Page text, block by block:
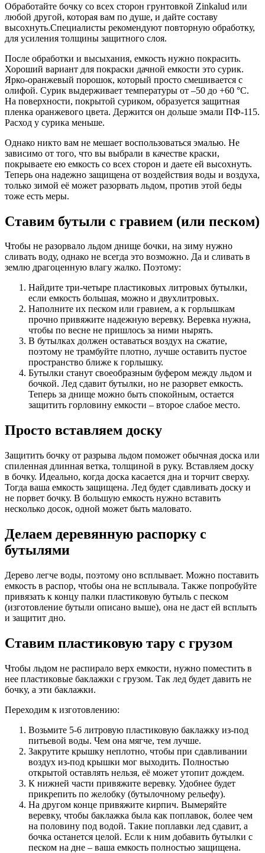
Обработайте бочку со всех сторон грунтовкой Zinkalud или
любой другой, которая вам по душе, и дайте составу
высохнуть.Специалисты рекомендуют повторную обработку,
для усиления толщины защитного слоя.
После обработки и высыхания, емкость нужно покрасить.
Хороший вариант для покраски дачной емкости это сурик.
Ярко-оранжевый порошок, который просто смешивается с
олифой. Сурик выдерживает температуры от –50 до +60 °С.
На поверхности, покрытой суриком, образуется защитная
пленка оранжевого цвета. Держится он дольше эмали ПФ-115.
Расход у сурика меньше.
Однако никто вам не мешает воспользоваться эмалью. Не
зависимо от того, что вы выбрали в качестве краски,
покрываете ею емкость со всех сторон и даете ей высохнуть.
Теперь она надежно защищена от воздействия воды и воздуха,
только зимой её может разорвать льдом, против этой беды
тоже есть меры.
Ставим бутыли с гравием (или песком)
Чтобы не разорвало льдом днище бочки, на зиму нужно
сливать воду, однако не всегда это возможно. Да и сливать в
землю драгоценную влагу жалко. Поэтому:
Найдите три-четыре пластиковых литровых бутылки,
если емкость большая, можно и двухлитровых.
Наполните их песком или гравием, а к горлышкам
прочно привяжите надежную веревку. Веревка нужна,
чтобы по весне не пришлось за ними нырять.
В бутылках должен оставаться воздух на сжатие,
поэтому не трамбуйте плотно, лучше оставить пустое
пространство ближе к горлышку.
Бутылки станут своеобразным буфером между льдом и
бочкой. Лед сдавит бутылки, но не разорвет емкость.
Теперь за днище можно быть спокойным, остается
защитить горловину емкости – второе слабое место.
Просто вставляем доску
Защитить бочку от разрыва льдом поможет обычная доска или
спиленная длинная ветка, толщиной в руку. Вставляем доску
в бочку. Идеально, когда доска касается дна и торчит сверху.
Тогда ваша емкость защищена. Лед будет сдавливать доску и
не порвет бочку. В большую емкость нужно вставить
несколько досок, одной может быть маловато.
Делаем деревянную распорку с
бутылями
Дерево легче воды, поэтому оно всплывает. Можно поставить
емкость в распор, чтобы она не всплывала. Также попробуйте
привязать к концу палки пластиковую бутыль с песком
(изготовление бутыли описано выше), она не даст ей всплыть
и защитит дно.
Ставим пластиковую тару с грузом
Чтобы льдом не распирало верх емкости, нужно поместить в
нее пластиковые баклажки с грузом. Так лед будет давить не
бочку, а эти баклажки.
Переходим к изготовлению:
Возьмите 5-6 литровую пластиковую баклажку из-под
питьевой воды. Чем она мягче, тем лучше.
Закрутите крышку неплотно, чтобы при сдавливании
воздух из-под крышки мог выходить. Полностью
открытой оставлять нельзя, её может утопит дождем.
К нижней части привяжите веревку. Удобнее будет
прикрепить по желобку (бутылочному рельефу).
На другом конце привяжите кирпич. Вымеряйте
веревку, чтобы баклажка была как поплавок, более чем
на половину под водой. Такие поплавки лед сдавит, а
бочка останется целой. Если к ним добавить бутылки с
песком на дне – ваша емкость полностью защищена.